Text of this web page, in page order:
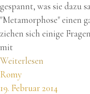
gespannt, was sie dazu
"Metamorphose" einen
ziehen sich einige
mit
Weiterlesen
Romy
19. Februar 2014